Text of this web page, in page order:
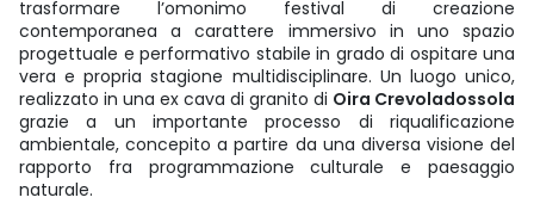
trasformare l’omonimo festival di creazione
contemporanea a carattere immersivo in uno spazio
progettuale e performativo stabile in grado di ospitare una
vera e propria stagione multidisciplinare. Un luogo unico,
realizzato in una ex cava di granito di Oira Crevoladossola
grazie a un importante processo di riqualificazione
ambientale, concepito a partire da una diversa visione del
rapporto fra programmazione culturale e paesaggio
naturale.